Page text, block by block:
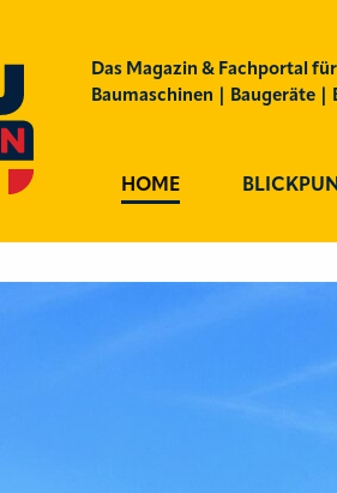
Das Magazin & Fachportal für
Baumaschinen | Baugeräte |
HOME